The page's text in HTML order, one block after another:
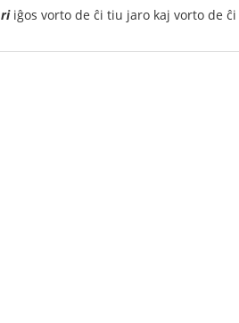
riiĝos vorto de ĉi tiu jaro kaj vorto de